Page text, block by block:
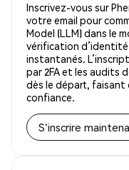
Inscrivez-vous sur
votre email pour
Model (LLM) dans le
vérification
instantanés.
par 2FA et les audits
dès le départ, faisant
confiance.
S'inscrire